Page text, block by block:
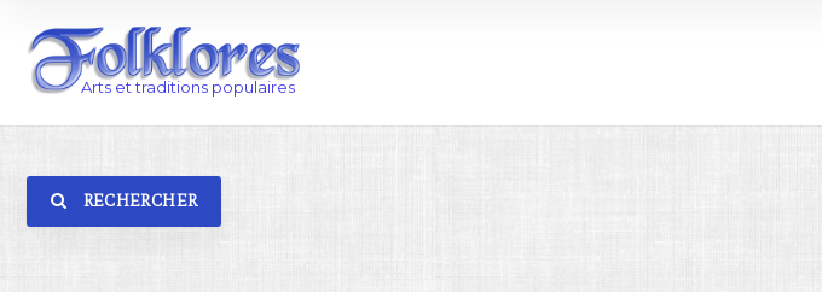
RECHERCHER